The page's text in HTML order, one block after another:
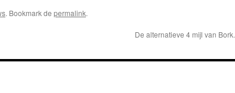
. Bookmark de permalink.
De alternatieve 4 mijl van Bork.